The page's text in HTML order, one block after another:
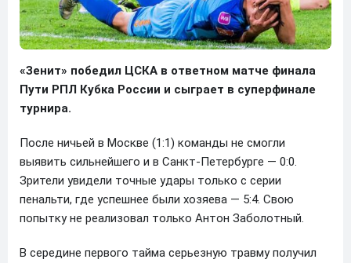
«Зенит» победил ЦСКА в ответном матче финала
Пути РПЛ Кубка России и сыграет в суперфинале
турнира.
После ничьей в Москве (1:1) команды не смогли
выявить сильнейшего и в Санкт-Петербурге — 0:0.
Зрители увидели точные удары только с серии
пенальти, где успешнее были хозяева — 5:4. Свою
попытку не реализовал только Антон Заболотный.
В середине первого тайма серьезную травму получил